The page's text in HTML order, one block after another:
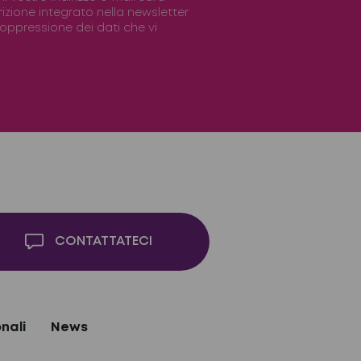
integrato nella newsletter
dei dati che vi
CONTATTATECI
News